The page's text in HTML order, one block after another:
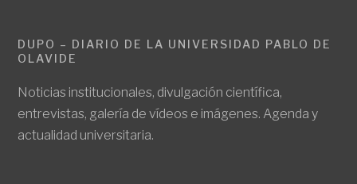
DUPO – DIARIO DE LA UNIVERSIDAD PABLO DE
OLAVIDE
Noticias institucionales, divulgación científica,
entrevistas, galería de vídeos e imágenes. Agenda y
actualidad universitaria.